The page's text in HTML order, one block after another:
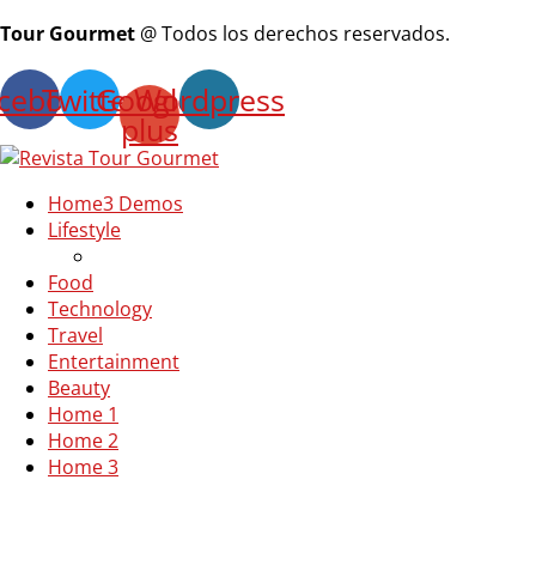
Tour Gourmet @ Todos los derechos reservados.
TwitterGoogle-
plus
Wordpress
Home3 Demos
Lifestyle
Food
Technology
Travel
Entertainment
Beauty
Home 1
Home 2
Home 3